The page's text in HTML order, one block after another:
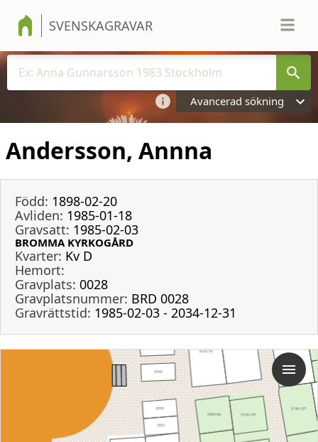
SVENSKAGRAVAR
Avancerad sökning
Andersson, Annna
Född: 1898-02-20
Avliden: 1985-01-18
Gravsatt: 1985-02-03
BROMMA KYRKOGÅRD
Kvarter: Kv D
Hemort:
Gravplats: 0028
Gravplatsnummer: BRD 0028
Gravrättstid: 1985-02-03 - 2034-12-31